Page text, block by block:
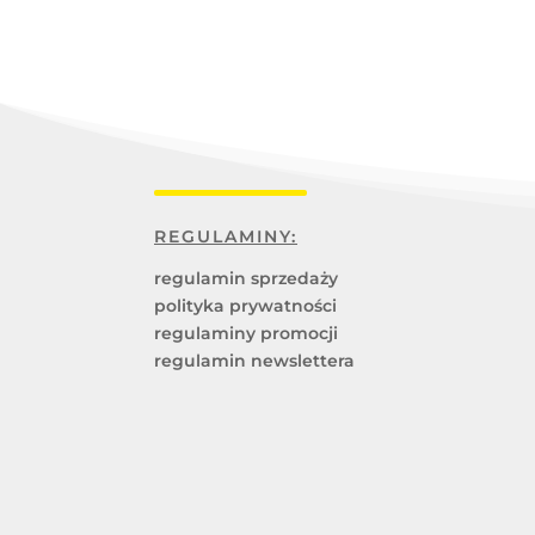
REGULAMINY:
regulamin sprzedaży
polityka prywatności
regulaminy promocji
regulamin newslettera